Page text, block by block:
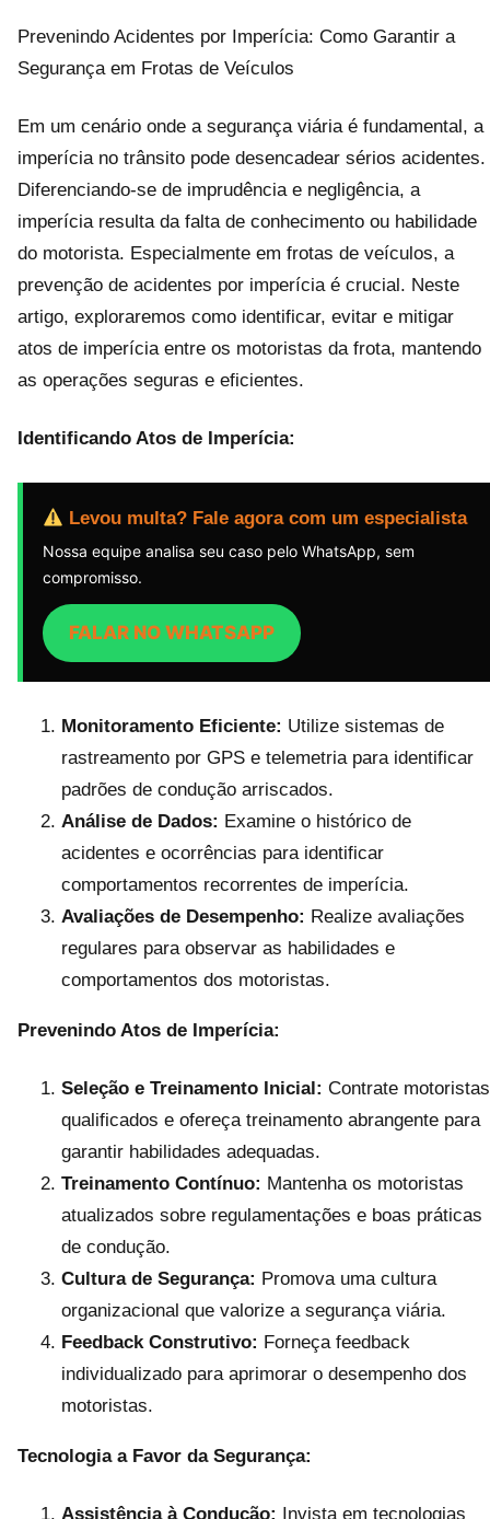
Prevenindo Acidentes por Imperícia: Como Garantir a
Segurança em Frotas de Veículos
Em um cenário onde a segurança viária é fundamental, a
imperícia no trânsito pode desencadear sérios acidentes.
Diferenciando-se de imprudência e negligência, a
imperícia resulta da falta de conhecimento ou habilidade
do motorista. Especialmente em frotas de veículos, a
prevenção de acidentes por imperícia é crucial. Neste
artigo, exploraremos como identificar, evitar e mitigar
atos de imperícia entre os motoristas da frota, mantendo
as operações seguras e eficientes.
Identificando Atos de Imperícia:
Levou multa? Fale agora com um especialista
Nossa equipe analisa seu caso pelo WhatsApp, sem
compromisso.
FALAR NO WHATSAPP
Monitoramento Eficiente: Utilize sistemas de
rastreamento por GPS e telemetria para identificar
padrões de condução arriscados.
Análise de Dados: Examine o histórico de
acidentes e ocorrências para identificar
comportamentos recorrentes de imperícia.
Avaliações de Desempenho: Realize avaliações
regulares para observar as habilidades e
comportamentos dos motoristas.
Prevenindo Atos de Imperícia:
Seleção e Treinamento Inicial: Contrate motoristas
qualificados e ofereça treinamento abrangente para
garantir habilidades adequadas.
Treinamento Contínuo: Mantenha os motoristas
atualizados sobre regulamentações e boas práticas
de condução.
Cultura de Segurança: Promova uma cultura
organizacional que valorize a segurança viária.
Feedback Construtivo: Forneça feedback
individualizado para aprimorar o desempenho dos
motoristas.
Tecnologia a Favor da Segurança:
Assistência à Condução: Invista em tecnologias